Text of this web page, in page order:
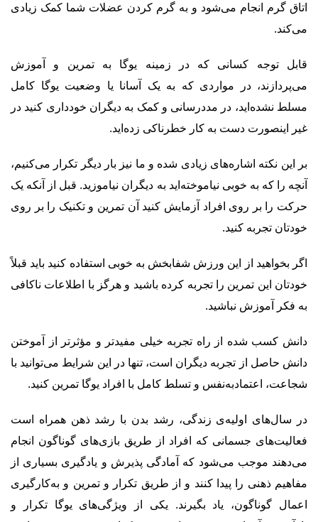
اتاق گرم انجام می‌شود و به گرم کردن عضلات شما کمک زیادی
می‌کند.
قابل توجه کسانی که در زمینه یوگا به تمرین و آموزش
می‌پردازند، در مواردی که به یک آسانا یا وضعیت یوگا کامل
مسلط نشده‌اید، در مددرسانی و کمک به دیگران خودداری کنید در
غیر اینصورت دست به کار خطرناکی زده‌اید.
بر این نکته اشاره‌های زیادی شده و ما نیز بار دیگر تکرار می‌کنیم،
آنچه را که به خوبی نیاموخته‌اید به دیگران نیاموزید. قبل از آنکه یک
حرکت را بر روی افراد آزمایش کنید آن تمرین و تکنیک را بر روی
خودتان تجربه کنید.
اگر بخواهید از این ورزش شفابخش به خوبی استفاده کنید باید قبلاً
خودتان این تمرین را تجربه کرده باشید و هرگز با اطلاعات ناکافی
به فکر آموزش نباشید.
دانش کسب شده از راه تجربه خیلی مفیدتر و مؤثرتر از آموختن
دانش حاصل از تجربه دیگران است، تنها در این شرایط می‌توانید با
شجاعت، اعتمادبه‌نفس و تسلط کامل با افراد یوگا تمرین کنید.
در سال‌های اولیه‌ی زندگی، رشد بدن با رشد ذهن همراه است
فعالیت‌های جسمانی که افراد از طریق بازی‌های گوناگون انجام
می‌دهند موجب می‌شود که آمادگی پذیرش و یادگیری بسیاری از
مفاهیم ذهنی را پیدا کنند و از طریق تکرار و تمرین و به‌کارگیری
اعمال گوناگون، یاد بگیرند. یکی از ویژگی‌های یوگا تکرار و